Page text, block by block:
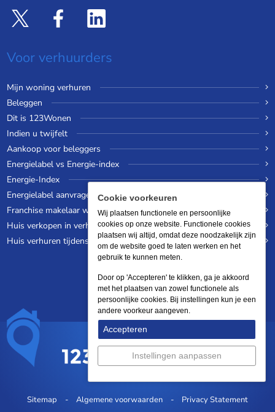
Voor verhuurders
Mijn woning verhuren
Beleggen
Dit is 123Wonen
Indien u twijfelt
Aankoop voor beleggers
Energielabel vs Energie-index
Energie-Index
Energielabel aanvragen
Franchise makelaar worden
Huis verkopen in verhuurde staat
Huis verhuren tijdens een wereldreis
Sitemap Algemene voorwaarden Privacy Statement
Cookie voorkeuren
Wij plaatsen functionele en persoonlijke
cookies op onze website. Functionele cookies
plaatsen wij altijd, omdat deze noodzakelijk zijn
om de website goed te laten werken en het
gebruik te kunnen meten.
Door op 'Accepteren' te klikken, ga je akkoord
met het plaatsen van zowel functionele als
persoonlijke cookies. Bij instellingen kun je een
andere voorkeur aangeven.
Accepteren
Instellingen aanpassen